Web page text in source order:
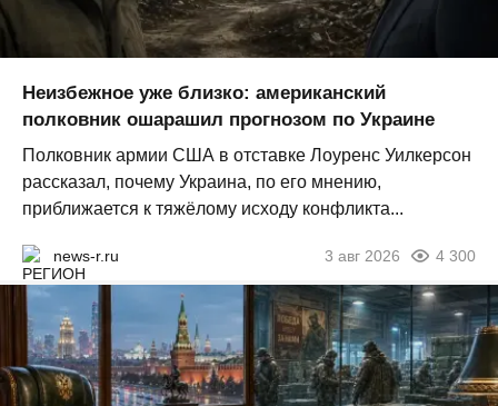
Неизбежное уже близко: американский
полковник ошарашил прогнозом по Украине
Полковник армии США в отставке Лоуренс Уилкерсон
рассказал, почему Украина, по его мнению,
приближается к тяжёлому исходу конфликта...
news-r.ru 3 авг 2026 4 300